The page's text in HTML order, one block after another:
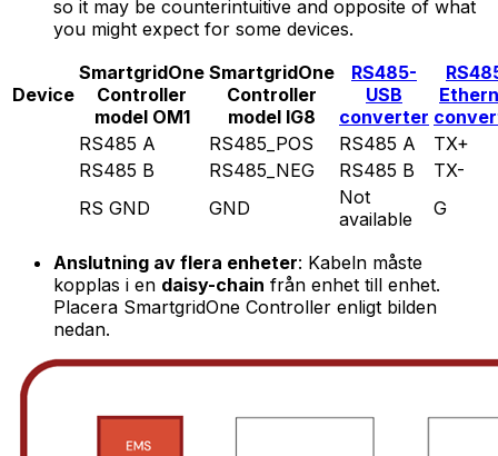
so it may be counterintuitive and opposite of what
you might expect for some devices.
Device
SmartgridOne
Controller
model OM1
SmartgridOne
Controller
model IG8
RS485-
USB
converter
RS485 A
RS485_POS RS485 A
TX+
RS485 B
RS485_NEG RS485 B
TX-
RS GND
GND
Not
available
G
Anslutning av flera enheter: Kabeln måste
kopplas i en daisy-chain från enhet till enhet.
Placera SmartgridOne Controller enligt bilden
nedan.